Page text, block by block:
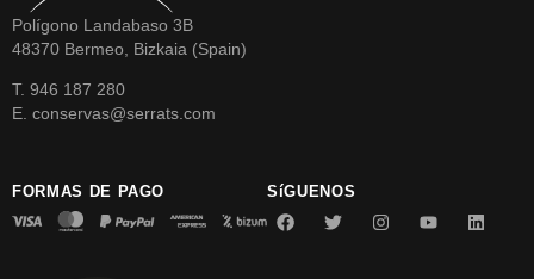
Polígono Landabaso 3B
48370 Bermeo, Bizkaia (Spain)
T. 946 187 280
E. conservas@serrats.com
FORMAS DE PAGO SíGUENOS